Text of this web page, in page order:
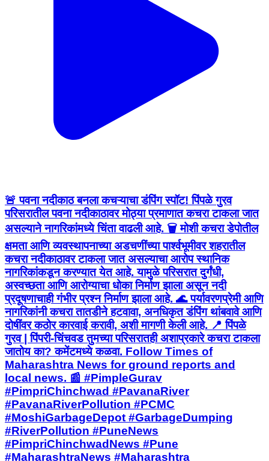
🚨 पवना नदीकाठ बनला कचऱ्याचा डंपिंग स्पॉट! पिंपळे गुरव
परिसरातील पवना नदीकाठावर मोठ्या प्रमाणात कचरा टाकला जात
असल्याने नागरिकांमध्ये चिंता वाढली आहे. 🗑️ मोशी कचरा डेपोतील
क्षमता आणि व्यवस्थापनाच्या अडचणींच्या पार्श्वभूमीवर शहरातील
कचरा नदीकाठावर टाकला जात असल्याचा आरोप स्थानिक
नागरिकांकडून करण्यात येत आहे. यामुळे परिसरात दुर्गंधी,
अस्वच्छता आणि आरोग्याचा धोका निर्माण झाला असून नदी
प्रदूषणाचाही गंभीर प्रश्न निर्माण झाला आहे. 🌊 पर्यावरणप्रेमी आणि
नागरिकांनी कचरा तातडीने हटवावा, अनधिकृत डंपिंग थांबवावे आणि
दोषींवर कठोर कारवाई करावी, अशी मागणी केली आहे. 📍 पिंपळे
गुरव | पिंपरी-चिंचवड तुमच्या परिसरातही अशाप्रकारे कचरा टाकला
जातोय का? कमेंटमध्ये कळवा. Follow Times of
Maharashtra News for ground reports and
local news. 📰 #PimpleGurav
#PimpriChinchwad #PavanaRiver
#PavanaRiverPollution #PCMC
#MoshiGarbageDepot #GarbageDumping
#RiverPollution #PuneNews
#PimpriChinchwadNews #Pune
#MaharashtraNews #Maharashtra